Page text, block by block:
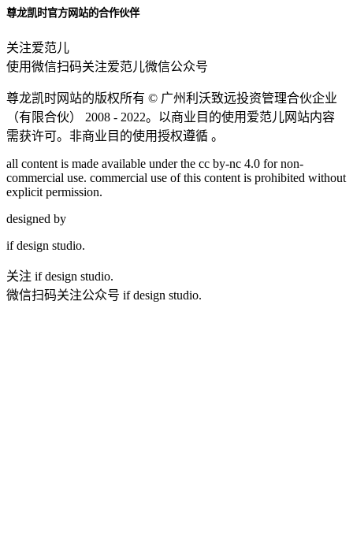
尊龙凯时官方网站的合作伙伴
关注爱范儿
使用微信扫码关注爱范儿微信公众号
尊龙凯时网站的版权所有 © 广州利沃致远投资管理合伙企业
（有限合伙）
2008 - 2022。以商业目的使用爱范儿网站内容
需获许可。非商业目的使用授权遵循 。
all content is made available under the cc by-nc 4.0 for non-
commercial use. commercial use of this content is prohibited without
explicit permission.
designed by
if design studio.
关注 if design studio.
微信扫码关注公众号 if design studio.